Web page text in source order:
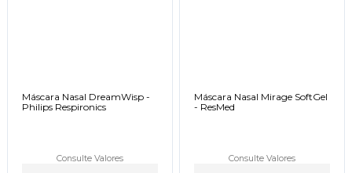
Máscara Nasal DreamWisp -
Philips Respironics
Consulte Valores
Máscara Nasal Mirage SoftGel
- ResMed
Consulte Valores